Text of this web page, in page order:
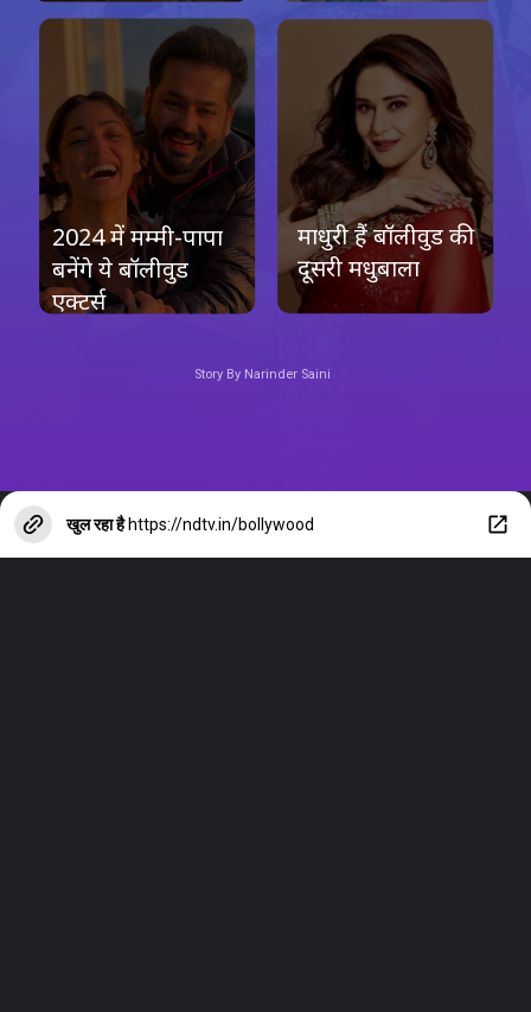
माधुरी हैं बॉलीवुड की
दूसरी मधुबाला
2024 में मम्मी-पापा
बनेंगे ये बॉलीवुड
एक्टर्स
Story By Narinder Saini
खुल रहा है https://ndtv.in/bollywood